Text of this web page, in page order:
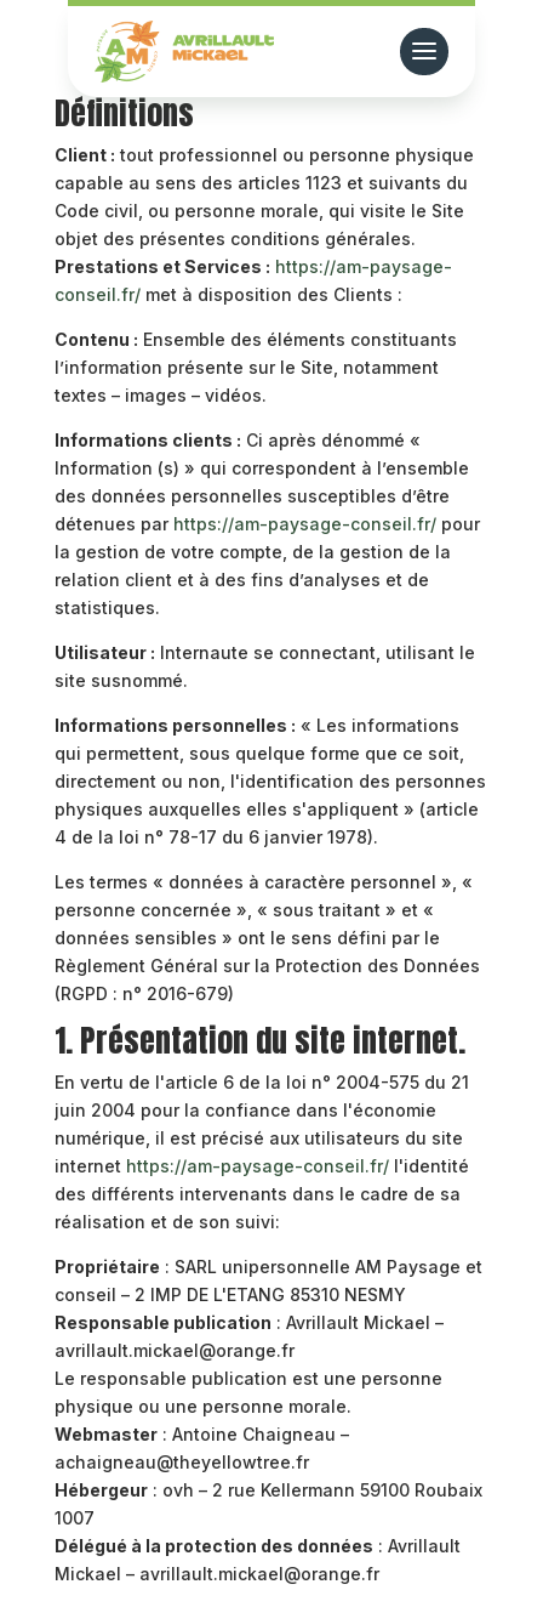
Définitions
Client : tout professionnel ou personne physique
capable au sens des articles 1123 et suivants du
Code civil, ou personne morale, qui visite le Site
objet des présentes conditions générales.
Prestations et Services : https://am-paysage-
conseil.fr/met à disposition des Clients :
Contenu : Ensemble des éléments constituants
l’information présente sur le Site, notamment
textes – images – vidéos.
Informations clients : Ci après dénommé «
Information (s) » qui correspondent à l’ensemble
des données personnelles susceptibles d’être
détenues par https://am-paysage-conseil.fr/pour
la gestion de votre compte, de la gestion de la
relation client et à des fins d’analyses et de
statistiques.
Utilisateur : Internaute se connectant, utilisant le
site susnommé.
Informations personnelles : « Les informations
qui permettent, sous quelque forme que ce soit,
directement ou non, l'identification des personnes
physiques auxquelles elles s'appliquent » (article
4 de la loi n° 78-17 du 6 janvier 1978).
Les termes « données à caractère personnel », «
personne concernée », « sous traitant » et «
données sensibles » ont le sens défini par le
Règlement Général sur la Protection des Données
(RGPD : n° 2016-679)
1. Présentation du site internet.
En vertu de l'article 6 de la loi n° 2004-575 du 21
juin 2004 pour la confiance dans l'économie
numérique, il est précisé aux utilisateurs du site
internet https://am-paysage-conseil.fr/l'identité
des différents intervenants dans le cadre de sa
réalisation et de son suivi:
Propriétaire : SARL unipersonnelle AM Paysage et
conseil – 2 IMP DE L'ETANG 85310 NESMY
Responsable publication : Avrillault Mickael –
avrillault.mickael@orange.fr
Le responsable publication est une personne
physique ou une personne morale.
Webmaster: Antoine Chaigneau –
achaigneau@theyellowtree.fr
Hébergeur: ovh – 2 rue Kellermann 59100 Roubaix
1007
Délégué à la protection des données : Avrillault
Mickael – avrillault.mickael@orange.fr